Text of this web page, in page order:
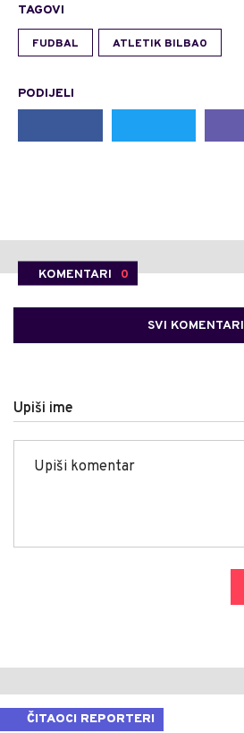
TAGOVI
FUDBAL ATLETIK BILBAO
PODIJELI
KOMENTARI 0
SVI KOMENTARI
Upiši ime
ČITAOCI REPORTERI